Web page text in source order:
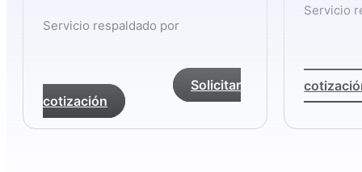
Servicio respaldado por
Solicitar
cotización
Servicio